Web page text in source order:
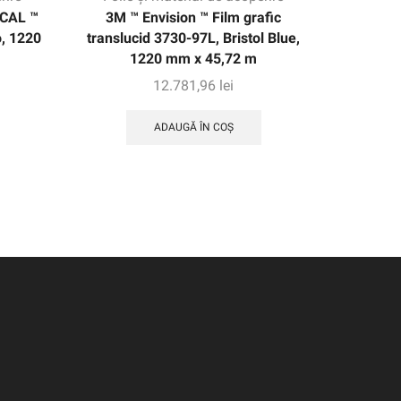
™
1220
3M ™ Envision ™ Film grafic
translucid 3730-97L, Bristol Blue,
1220 mm x 45,72 m
12.781,96 lei
ADAUGĂ ÎN COȘ